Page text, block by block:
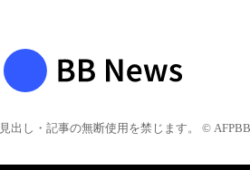
出し・記事の無断使用を禁じます。 © AFPBB